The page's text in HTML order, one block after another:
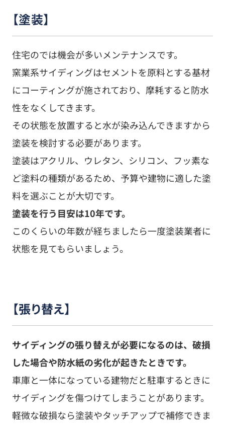
【塗装】
住宅のでは機会が多いメンテナンスです。
窯業系サイディングはセメントを原料とする基材
にコーティングが施されており、摩耗すると防水
性をなくしてきます。
その状態を放置すると水が染み込んできますから
塗装を検討する必要があります。
塗装はアクリル、ウレタン、シリコン、フッ素な
ど塗料の種類があるため、予算や建物に適した塗
料を選ぶことが大切です。
塗装を行う目安は10年です。
このくらいの年数が経ちましたら一度塗装業者に
状態を見てもらいましょう。
【張り替え】
サイディングの張り替えが必要になるのは、破損
した場合や防水紙の劣化が起きたときです。
車庫と一体になっている建物だと駐車するときに
サイディングを傷つけてしまうことがあります。
軽微な破損なら塗装やタッチアップで補修できま